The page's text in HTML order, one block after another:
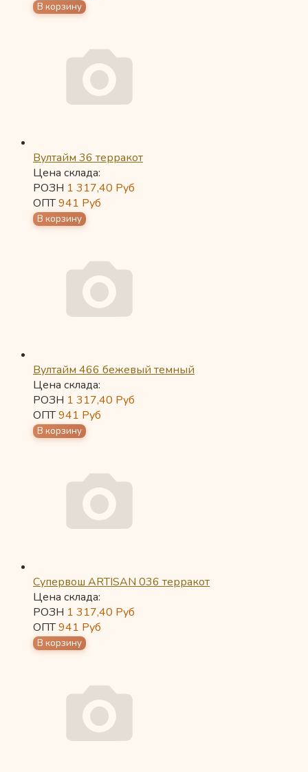
Вултайм 36 терракот
Цена склада:
РОЗН 1 317,40 Руб
ОПТ941 Руб
Вултайм 466 бежевый темный
Цена склада:
РОЗН 1 317,40 Руб
ОПТ941 Руб
Супервош ARTISAN 036 терракот
Цена склада:
РОЗН 1 317,40 Руб
ОПТ941 Руб